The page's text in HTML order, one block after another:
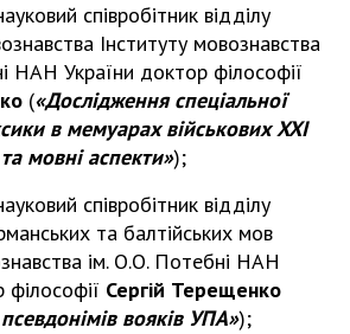
співробітник відділу
Інституту мовознавства
НАН України доктор філософії
(«Дослідження спеціальної
в мемуарах військових XXI
мовні аспекти»);
співробітник відділу
та балтійських мов
ім. О.О. Потебні НАН
Сергій Терещенко
вояків УПА»);